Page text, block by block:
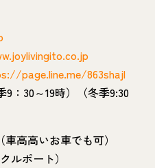
page.line.me/863shajl
9：30～19時）（冬季9:30
高高いお車でも可）
ルポート）